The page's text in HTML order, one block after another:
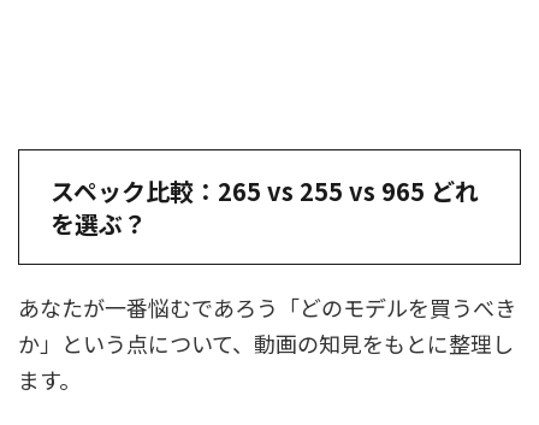
スペック比較：265 vs 255 vs 965 どれ
を選ぶ？
あなたが一番悩むであろう「どのモデルを買うべき
か」という点について、動画の知見をもとに整理し
ます。